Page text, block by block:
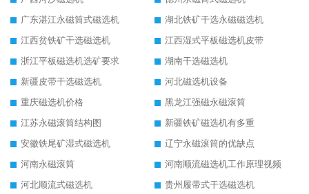
广东湛江永磁筒式磁选机
湖北铁矿干选永磁磁选机
江西贫铁矿干选磁选机
江西湿式平板磁选机皮带
浙江平板磁选机选矿要求
湖南干选磁选机
新疆皮带干选磁选机
河北磁选机设备
重庆磁选机价格
黑龙江强磁永磁滚筒
江苏永磁滚筒结构图
新疆铁矿磁选机有多重
安徽铁尾矿湿式磁选机
辽宁永磁滚筒的优缺点
河南永磁滚筒
河南顺流磁选机工作原理视频
河北顺流式磁选机
贵州履带式干选磁选机